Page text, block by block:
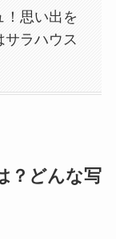
！思い出を
サラハウス
？どんな写